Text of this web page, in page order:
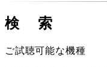
検 索
ご試聴可能な機種